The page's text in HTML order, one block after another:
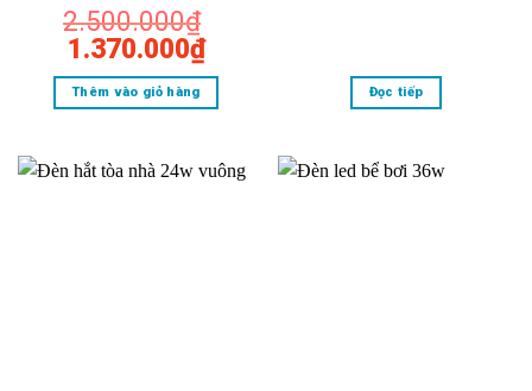
2.500.000₫
Giá
gốc
là:
1.370.000₫Giá
hiện
tại
1.370.000₫.
Thêm vào giỏ hàng Đọc tiếp